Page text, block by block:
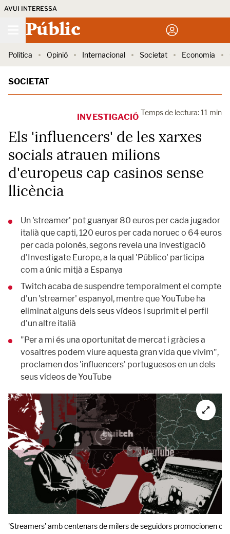
AVUI INTERESSA
Públic
Política Opinió Internacional Societat Economia
SOCIETAT
INVESTIGACIÓ Temps de lectura: 11 min
Els 'influencers' de les xarxes
socials atrauen milions
d'europeus cap casinos sense
llicència
Un 'streamer' pot guanyar 80 euros per cada jugador
italià que capti, 120 euros per cada noruec o 64 euros
per cada polonès, segons revela una investigació
d'Investigate Europe, a la qual 'Público' participa
com a únic mitjà a Espanya
Twitch acaba de suspendre temporalment el compte
d'un 'streamer' espanyol, mentre que YouTube ha
eliminat alguns dels seus vídeos i suprimit el perfil
d'un altre italià
"Per a mi és una oportunitat de mercat i gràcies a
vosaltres podem viure aquesta gran vida que vivim",
proclamen dos 'influencers' portuguesos en un dels
seus vídeos de YouTube
'Streamers' amb centenars de milers de seguidors promocionen